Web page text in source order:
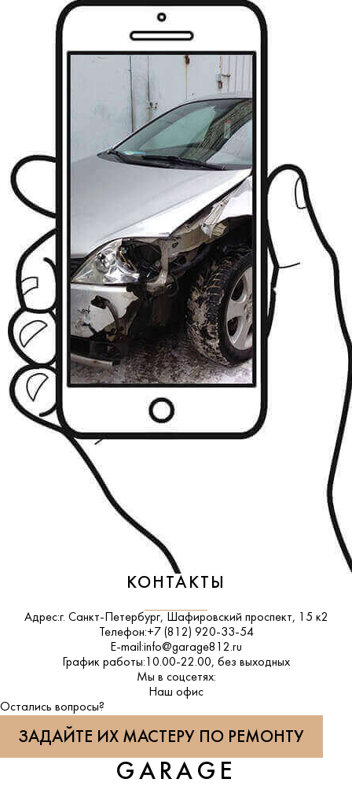
КОНТАКТЫ
Адрес:г. Санкт-Петербург, Шафировский проспект, 15 к2
Телефон:+7 (812) 920-33-54
E-mail:info@garage812.ru
График работы: 10.00-22.00, без выходных
Мы в соцсетях:
ВКонтакте
Наш офис
Остались вопросы?
ЗАДАЙТЕ ИХ МАСТЕРУ ПО РЕМОНТУ
GARAGE